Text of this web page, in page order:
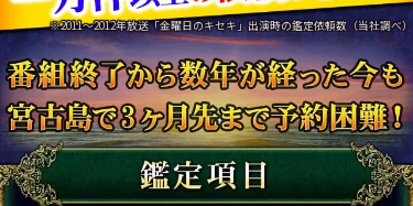
※2011～2012年放送「金曜日のキセキ」出演時の鑑定依頼数（当社調べ）